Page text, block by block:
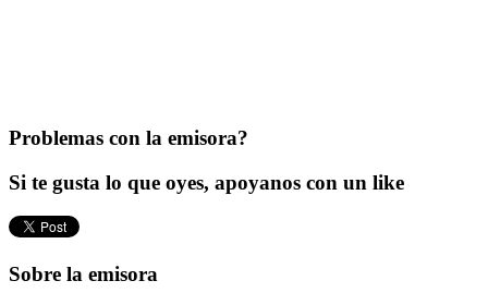
Problemas con la emisora?
Si te gusta lo que oyes, apoyanos con un like
Sobre la emisora